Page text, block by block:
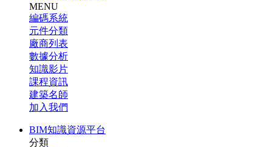
MENU
編碼系統
元件分類
廠商列表
數據分析
知識影片
課程資訊
建築名師
加入我們
BIM知識資源平台
分類